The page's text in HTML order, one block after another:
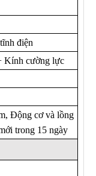
điện
Kính cường lực
Động cơ và lồng
trong 15 ngày